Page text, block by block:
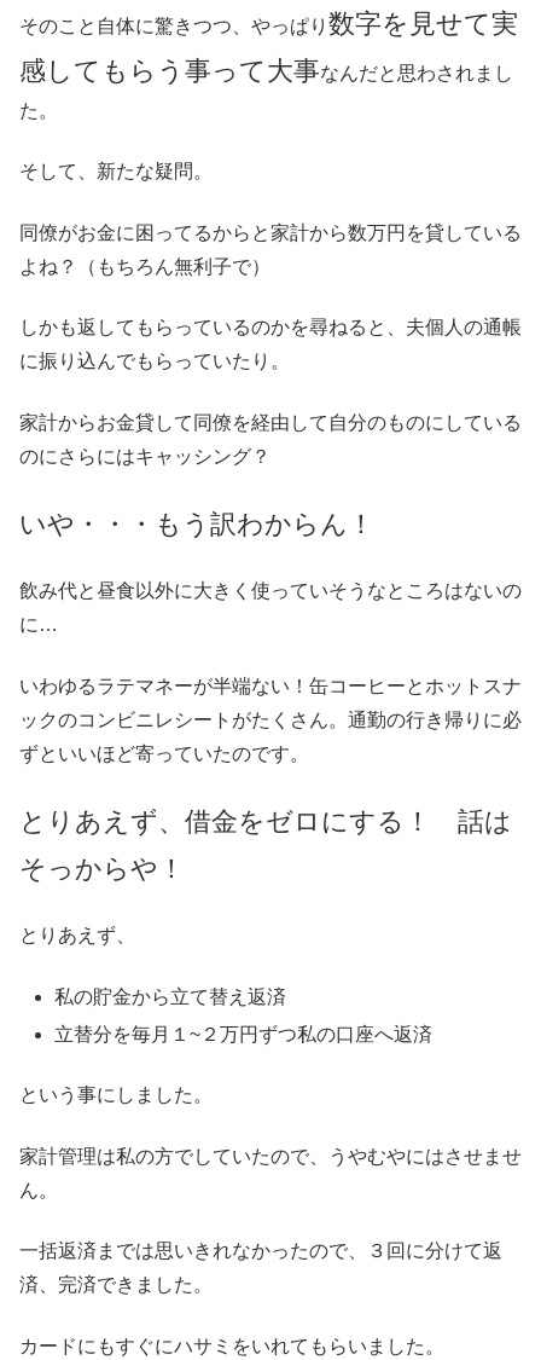
そのこと自体に驚きつつ、やっぱり 数字を見せて実
感してもらう事って大事なんだと思わされまし
た。
そして、新たな疑問。
同僚がお金に困ってるからと家計から数万円を貸している
よね？（もちろん無利子で）
しかも返してもらっているのかを尋ねると、夫個人の通帳
に振り込んでもらっていたり。
家計からお金貸して同僚を経由して自分のものにしている
のにさらにはキャッシング？
いや・・・もう訳わからん！
飲み代と昼食以外に大きく使っていそうなところはないの
に…
いわゆるラテマネーが半端ない！缶コーヒーとホットスナ
ックのコンビニレシートがたくさん。通勤の行き帰りに必
ずといいほど寄っていたのです。
とりあえず、借金をゼロにする！ 話は
そっからや！
とりあえず、
私の貯金から立て替え返済
立替分を毎月１~２万円ずつ私の口座へ返済
という事にしました。
家計管理は私の方でしていたので、うやむやにはさせませ
ん。
一括返済までは思いきれなかったので、３回に分けて返
済、完済できました。
カードにもすぐにハサミをいれてもらいました。